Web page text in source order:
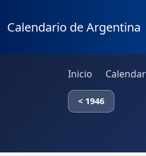
Calendario de Argentina
Inicio
< 1946